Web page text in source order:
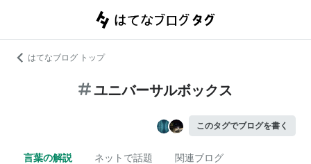
はてなブログ トップ
ユニバーサルボックス
このタグでブログを書く
言葉の解説 ネットで話題 関連ブログ